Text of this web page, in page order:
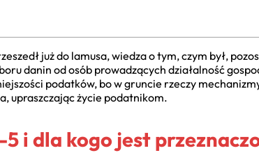
już do lamusa, wiedza o tym, czym był,
danin od osób prowadzących działalność
podatków, bo w gruncie rzeczy
upraszczając życie podatnikom.
5 i dla kogo jest